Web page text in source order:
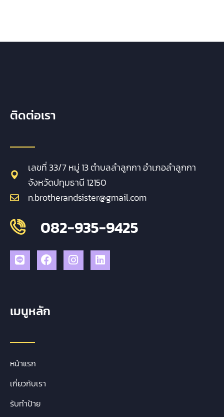
ติดต่อเรา
เลขที่ 33/7 หมู่ 13 ตำบลลำลูกกา อำเภอลำลูกกา
จังหวัดปทุมธานี 12150
n.brotherandsister@gmail.com
082-935-9425
เมนูหลัก
หน้าแรก
เกี่ยวกับเรา
รับทำป้าย